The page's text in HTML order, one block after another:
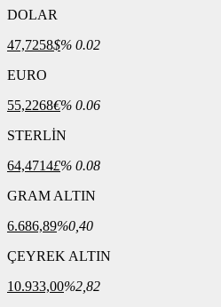
DOLAR
47,7258$% 0.02
EURO
55,2268€% 0.06
STERLİN
64,4714£% 0.08
GRAM ALTIN
6.686,89%0,40
ÇEYREK ALTIN
10.933,00%2,82